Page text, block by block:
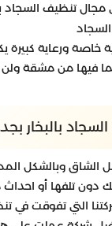
تنظيف السجاد
خاصة ورعاية كبيرة
فيها من مشقة ولن
بالبخار
الشاق وبالشكل
تلفها أو احداث
التي تفوقت في